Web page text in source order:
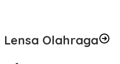
Lensa Olahraga